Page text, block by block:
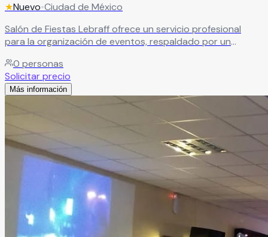
★Nuevo•Ciudad de México
Salón de Fiestas Lebraff ofrece un servicio profesional
para la organización de eventos, respaldado por un
celebraciones personalizadas, bien ejecutadas y con un
toque especial que las haga inolvidables.
0 personas
Solicitar precio
Más información